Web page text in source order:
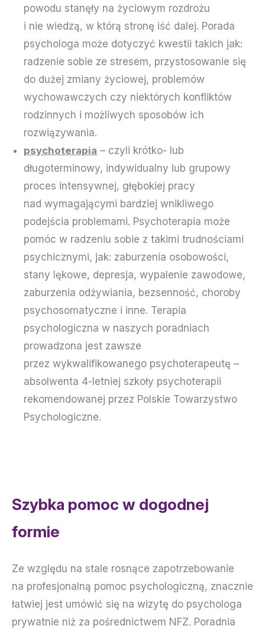
powodu stanęły na życiowym rozdrożu
i nie wiedzą, w którą stronę iść dalej. Porada
psychologa może dotyczyć kwestii takich jak:
radzenie sobie ze stresem, przystosowanie się
do dużej zmiany życiowej, problemów
wychowawczych czy niektórych konfliktów
rodzinnych i możliwych sposobów ich
rozwiązywania.
psychoterapia – czyli krótko- lub
długoterminowy, indywidualny lub grupowy
proces intensywnej, głębokiej pracy
nad wymagającymi bardziej wnikliwego
podejścia problemami. Psychoterapia może
pomóc w radzeniu sobie z takimi trudnościami
psychicznymi, jak: zaburzenia osobowości,
stany lękowe, depresja, wypalenie zawodowe,
zaburzenia odżywiania, bezsenność, choroby
psychosomatyczne i inne. Terapia
psychologiczna w naszych poradniach
prowadzona jest zawsze
przez wykwalifikowanego psychoterapeutę –
absolwenta 4-letniej szkoły psychoterapii
rekomendowanej przez Polskie Towarzystwo
Psychologiczne.
Szybka pomoc w dogodnej
formie
Ze względu na stale rosnące zapotrzebowanie
na profesjonalną pomoc psychologiczną, znacznie
łatwiej jest umówić się na wizytę do psychologa
prywatnie niż za pośrednictwem NFZ. Poradnia